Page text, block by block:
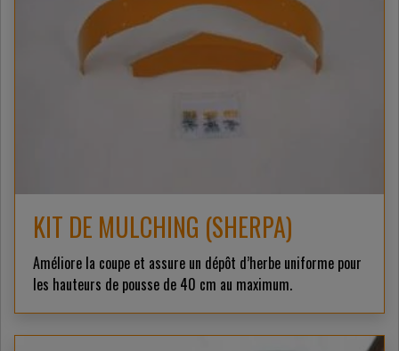
KIT DE MULCHING (SHERPA)
Améliore la coupe et assure un dépôt d’herbe uniforme pour
les hauteurs de pousse de 40 cm au maximum.